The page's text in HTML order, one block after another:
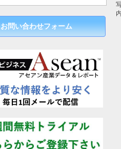
お問い合わせフォーム